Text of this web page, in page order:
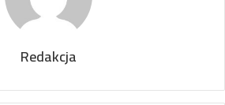
Redakcja